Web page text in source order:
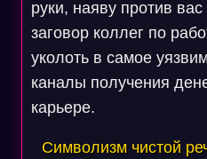
руки, наяву против
заговор коллег по
уколоть в самое
каналы получения
карьере.
Символизм чистой